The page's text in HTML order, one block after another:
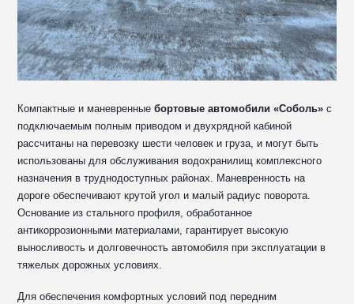
Компактные и маневренныебортовые автомобили «Соболь» с
подключаемым полным приводом и двухрядной кабиной
рассчитаны на перевозку шести человек и груза, и могут быть
использованы для обслуживания водохранилищ комплексного
назначения в труднодоступных районах. Маневренность на
дороге обеспечивают крутой угол и малый радиус поворота.
Основание из стального профиля, обработанное
антикоррозионными материалами, гарантирует высокую
выносливость и долговечность автомобиля при эксплуатации в
тяжелых дорожных условиях.
Для обеспечения комфортных условий под передним